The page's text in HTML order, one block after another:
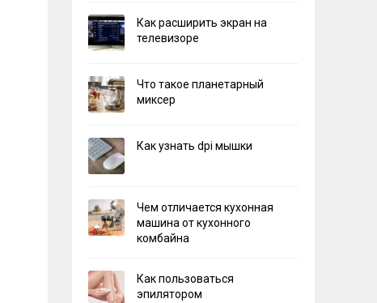
Как расширить экран на
телевизоре
Что такое планетарный
миксер
Как узнать dpi мышки
Чем отличается кухонная
машина от кухонного
комбайна
Как пользоваться
эпилятором